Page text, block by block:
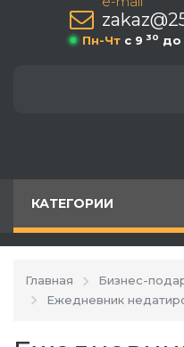
Пн-Чт c 9 30 до
КАТЕГОРИИ
Главная Бизнес-
Ежедневник